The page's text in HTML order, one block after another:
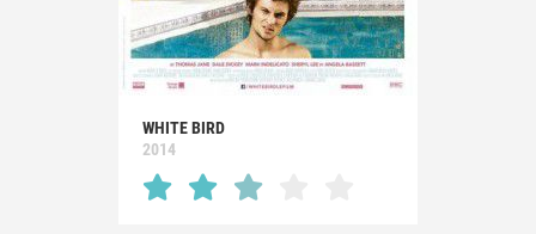
WHITE BIRD
2014